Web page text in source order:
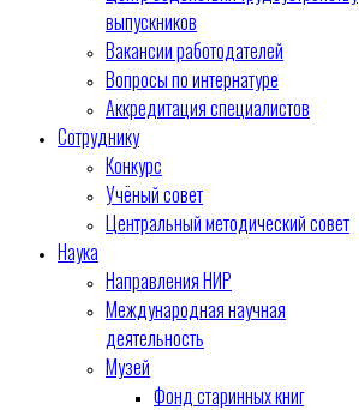
выпускников
Вакансии работодателей
Вопросы по интернатуре
Аккредитация специалистов
Сотруднику
Конкурс
Учёный совет
Центральный методический совет
Наука
Направления НИР
Международная научная
деятельность
Музей
Фонд старинных книг